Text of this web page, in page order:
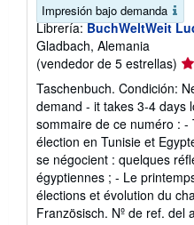
Impresión bajo demanda
Librería: BuchWeltWeit
Gladbach, Alemania
(vendedor de 5 estrellas)
del
5
5
Taschenbuch. Condición:
demand - it takes 3-4 days
sommaire de ce numéro :
élection en Tunisie et
se négocient : quelques
égyptiennes ; - Le
élections et évolution du
Französisch. Nº de ref. del